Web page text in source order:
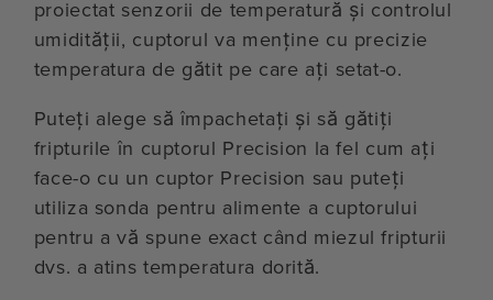
proiectat senzorii de temperatură și controlul
umidității, cuptorul va menține cu precizie
temperatura de gătit pe care ați setat-o.
Puteți alege să împachetați și să gătiți
fripturile în cuptorul Precision la fel cum ați
face-o cu un cuptor Precision sau puteți
utiliza sonda pentru alimente a cuptorului
pentru a vă spune exact când miezul fripturii
dvs. a atins temperatura dorită.